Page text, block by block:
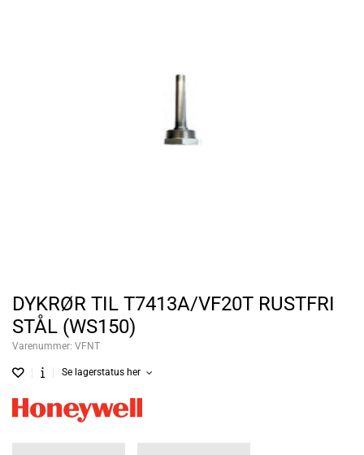
DYKRØR TIL T7413A/VF20T RUSTFRI
STÅL (WS150)
Varenummer: VFNT
Se lagerstatus her